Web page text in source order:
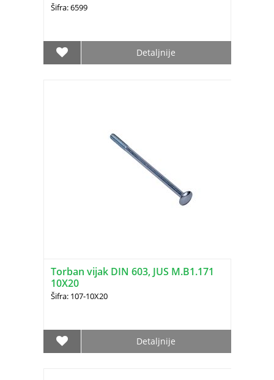
Šifra: 6599
Detaljnije
Torban vijak DIN 603, JUS M.B1.171
10X20
Šifra: 107-10X20
Detaljnije